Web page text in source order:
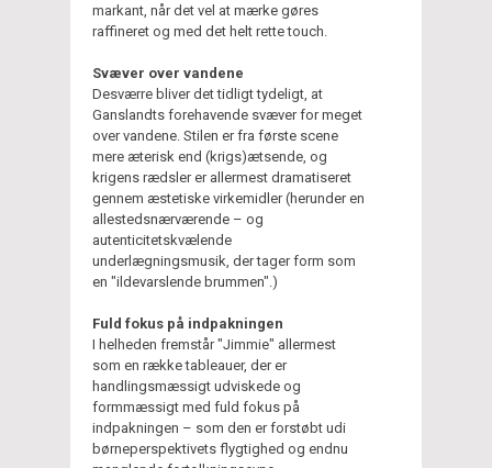
markant, når det vel at mærke gøres
raffineret og med det helt rette touch.
Svæver over vandene
Desværre bliver det tidligt tydeligt, at
Ganslandts forehavende svæver for meget
over vandene. Stilen er fra første scene
mere æterisk end (krigs)ætsende, og
krigens rædsler er allermest dramatiseret
gennem æstetiske virkemidler (herunder en
allestedsnærværende – og
autenticitetskvælende
underlægningsmusik, der tager form som
en "ildevarslende brummen".)
Fuld fokus på indpakningen
I helheden fremstår "Jimmie" allermest
som en række tableauer, der er
handlingsmæssigt udviskede og
formmæssigt med fuld fokus på
indpakningen – som den er forstøbt udi
børneperspektivets flygtighed og endnu